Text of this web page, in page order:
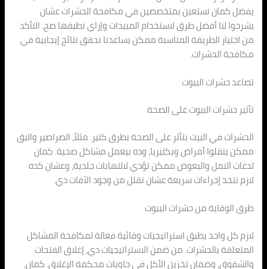
يفضل كمان نستعين بمتخصصين في مكافحة الحشرات عشان
يشرحوا لنا أفضل طرق لاستخدام المبيدات وإزاي نطبقها صح. التأكد
من اختيار الطريقة المناسبة ممكن يساعدنا نحقق نتائج إيجابية في
مكافحة الحشرات.
تصاعد حشرات البيوت
تأثير حشرات البيوت على الصحة
الحشرات في البيت بتأثر على الصحة بطرق كتير. مثلاً، الصراصير والبق
ممكن ينقلوا أمراض وبكتيريا، وده بيعمل مشاكل صحية. كمان
لدغات النمل والبعوض ممكن تؤدي لالتهابات جلدية، وعشان كده
لازم نتخذ إجراءات سريعة عشان نقلل من وجود الآفات دي.
طرق الوقاية من حشرات البيوت
لازم كل واحد يطبق استراتيجيات وقائية فعالة لمكافحة المشاكل
المتعلقة بالحشرات. من ضمن الاستراتيجيات دي، إغلاق الفتحات
والشقوق، وضمان تخزين الأكل في حاويات محكمة الإغلاق. كمان،